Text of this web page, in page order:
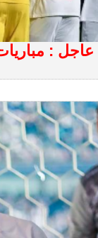
عاجل :